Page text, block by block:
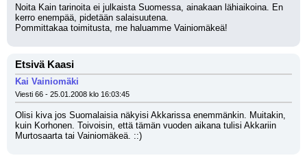
Noita Kain tarinoita ei julkaista Suomessa, ainakaan lähiaikoina. En
kerro enempää, pidetään salaisuutena.
Pommittakaa toimitusta, me haluamme Vainiomäkeä!
Etsivä Kaasi
Kai Vainiomäki
Viesti 66 - 25.01.2008 klo 16:03:45
Olisi kiva jos Suomalaisia näkyisi Akkarissa enemmänkin. Muitakin,
kuin Korhonen. Toivoisin, että tämän vuoden aikana tulisi Akkariin
Murtosaarta tai Vainiomäkeä. ::)